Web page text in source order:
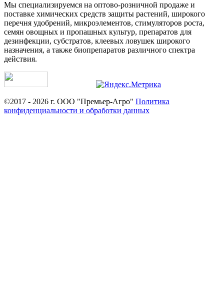
Мы специализируемся на оптово-розничной продаже и
поставке химических средств защиты растений, широкого
перечня удобрений, микроэлементов, стимуляторов роста,
семян овощных и пропашных культур, препаратов для
дезинфекции, субстратов, клеевых ловушек широкого
назначения, а также биопрепаратов различного спектра
действия.
©2017 - 2026 г. ООО "Премьер-Агро" Политика
конфиденциальности и обработки данных